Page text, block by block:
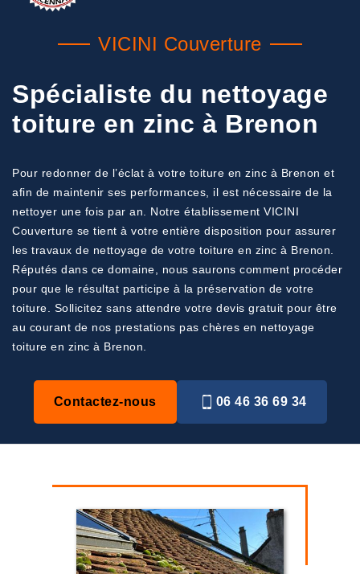
VICINI Couverture
Spécialiste du nettoyage
toiture en zinc à Brenon
Pour redonner de l’éclat à votre toiture en zinc à Brenon et
afin de maintenir ses performances, il est nécessaire de la
nettoyer une fois par an. Notre établissement VICINI
Couverture se tient à votre entière disposition pour assurer
les travaux de nettoyage de votre toiture en zinc à Brenon.
Réputés dans ce domaine, nous saurons comment procéder
pour que le résultat participe à la préservation de votre
toiture. Sollicitez sans attendre votre devis gratuit pour être
au courant de nos prestations pas chères en nettoyage
toiture en zinc à Brenon.
Contactez-nous 06 46 36 69 34